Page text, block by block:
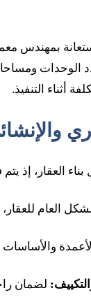
بمهندس
أثناء التنفيذ.
العقار، إذ
العام
والأساسات
لضمان